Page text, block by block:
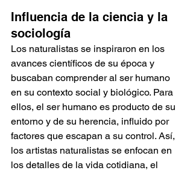
Influencia de la ciencia y la
sociología
Los naturalistas se inspiraron en los
avances científicos de su época y
buscaban comprender al ser humano
en su contexto social y biológico. Para
ellos, el ser humano es producto de su
entorno y de su herencia, influido por
factores que escapan a su control. Así,
los artistas naturalistas se enfocan en
los detalles de la vida cotidiana, el